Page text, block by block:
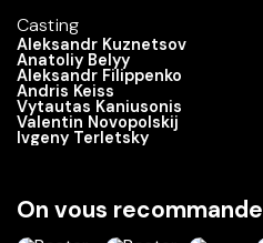
Casting
Aleksandr Kuznetsov
Anatoliy Belyy
Aleksandr Filippenko
Andris Keiss
Vytautas Kaniusonis
Valentin Novopolskij
Ivgeny Terletsky
On vous recommande